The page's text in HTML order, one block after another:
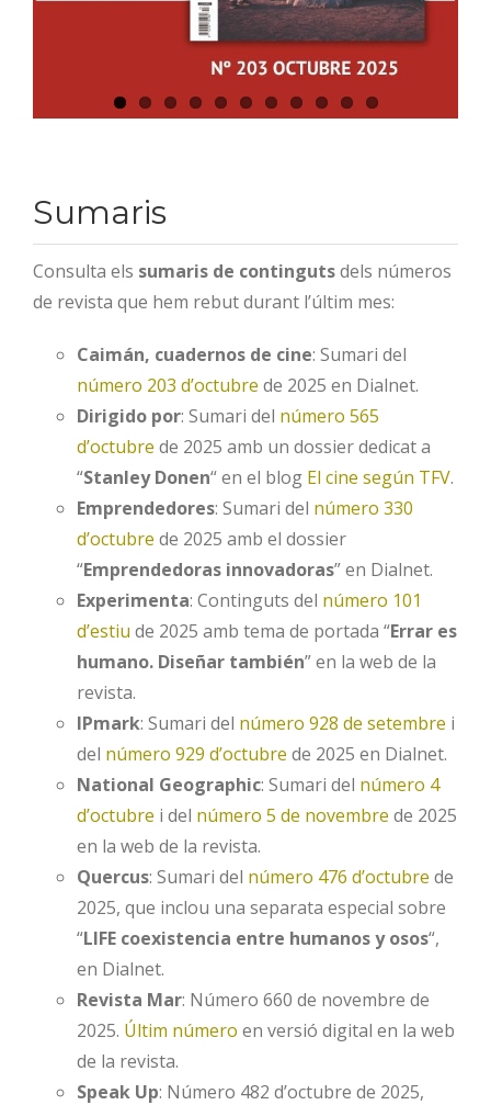
Sumaris
Consulta els sumaris de contingutsdels números
de revista que hem rebut durant l’últim mes:
Caimán, cuadernos de cine: Sumari del
número 203 d’octubre de 2025 en Dialnet.
Dirigido por: Sumari del número 565
d’octubre de 2025 amb un dossier dedicat a
“Stanley Donen“en el blog El cine según TFV.
Emprendedores: Sumari del número 330
d’octubre de 2025 amb el dossier
“Emprendedoras innovadoras” en Dialnet.
Experimenta: Continguts del número 101
d’estiu de 2025 amb tema de portada “Errar es
humano. Diseñar también” en la web de la
revista.
IPmark: Sumari del número 928 de setembre i
del número 929 d’octubre de 2025 en Dialnet.
National Geographic: Sumari del número 4
d’octubre i del número 5 de novembre de 2025
en la web de la revista.
Quercus: Sumari del número 476 d’octubre de
2025, que inclou una separata especial sobre
“LIFE coexistencia entre humanos y osos“,
en Dialnet.
Revista Mar: Número 660 de novembre de
2025. Últim número en versió digital en la web
de la revista.
Speak Up: Número 482 d’octubre de 2025,